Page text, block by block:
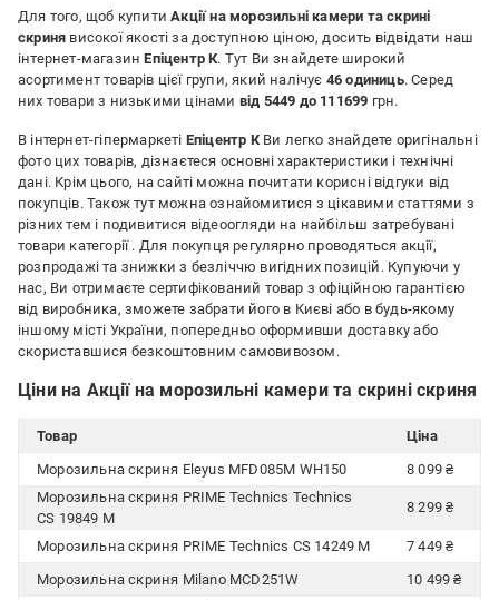
Для того, щоб купитиАкції на морозильні камери та скрині
скриня високої якості за доступною ціною, досить відвідати наш
інтернет-магазинЕпіцентр К. Тут Ви знайдете широкий
асортимент товарів цієї групи, який налічує 46 одиниць. Серед
них товари з низькими цінами від 5449 до 111699 грн.
В інтернет-гіпермаркеті Епіцентр КВи легко знайдете оригінальні
фото цих товарів, дізнаєтеся основні характеристики і технічні
дані. Крім цього, на сайті можна почитати корисні відгуки від
покупців. Також тут можна ознайомитися з цікавими статтями з
різних тем і подивитися відеоогляди на найбільш затребувані
товари категорії . Для покупця регулярно проводяться акції,
розпродажі та знижки з безліччю вигідних позицій. Купуючи у
нас, Ви отримаєте сертифікований товар з офіційною гарантією
від виробника, зможете забрати його в Києві або в будь-якому
іншому місті України, попередньо оформивши доставку або
скориставшися безкоштовним самовивозом.
Ціни на Акції на морозильні камери та скрині скриня
Товар
Ціна
Морозильна скриня Eleyus MFD085M WH150
8 099 ₴
Морозильна скриня PRIME Technics Technics
CS 19849 M
8 299 ₴
Морозильна скриня PRIME Technics CS 14249 M
7 449 ₴
Морозильна скриня Milano MCD251W
10 499 ₴